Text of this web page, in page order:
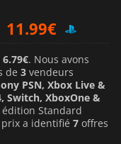
11.99€
6.79€. Nous avons
de 3 vendeurs
PSN, Xbox Live &
Switch, XboxOne &
Standard
a identifié 7 offres